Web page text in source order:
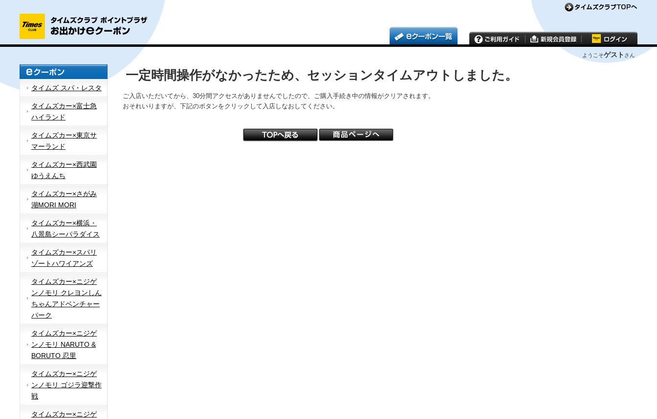
ようこそゲスト さん
タイムズ スパ・レスタ
タイムズカー×富士急
ハイランド
タイムズカー×東京サ
マーランド
タイムズカー×西武園
ゆうえんち
タイムズカー×さがみ
湖MORI MORI
タイムズカー×横浜・
八景島シーパラダイス
タイムズカー×スパリ
ゾートハワイアンズ
タイムズカー×ニジゲ
ンノモリ クレヨンしん
ちゃんアドベンチャー
パーク
タイムズカー×ニジゲ
ンノモリ NARUTO &
BORUTO 忍里
タイムズカー×ニジゲ
ンノモリ ゴジラ迎撃作
戦
タイムズカー×ニジゲ
一定時間操作がなかったため、セッションタイムアウトしました。
ご入店いただいてから、30分間アクセスがありませんでしたので、ご購入手続き中の情報がクリアされます。
おそれいりますが、下記のボタンをクリックして入店しなおしてください。